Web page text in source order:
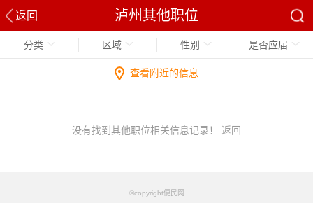
返回 泸州其他职位
分类 区域 性别 是否应届
查看附近的信息
没有找到其他职位相关信息记录！ 返回
©copyright便民网